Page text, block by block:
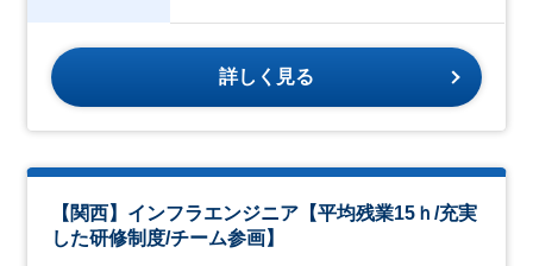
詳しく見る
【関西】インフラエンジニア【平均残業15ｈ/充実
した研修制度/チーム参画】